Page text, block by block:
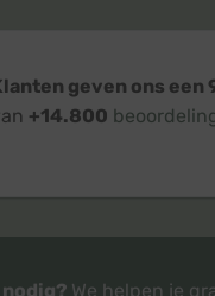
geven ons een
+14.800
We helpen je